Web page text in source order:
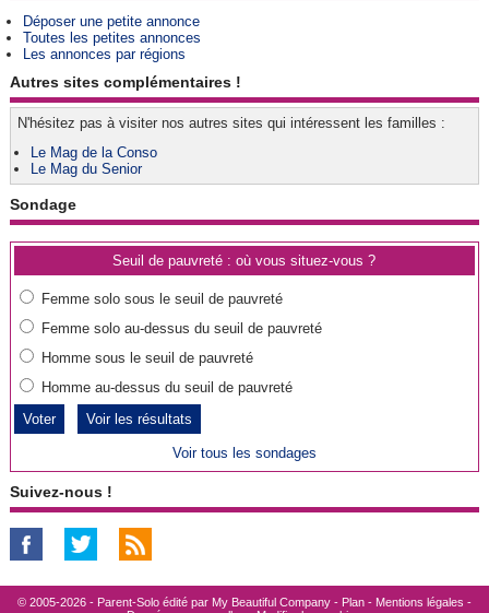
Déposer une petite annonce
Toutes les petites annonces
Les annonces par régions
Autres sites complémentaires !
N'hésitez pas à visiter nos autres sites qui intéressent les familles :
Le Mag de la Conso
Le Mag du Senior
Sondage
Seuil de pauvreté : où vous situez-vous ?
Femme solo sous le seuil de pauvreté
Femme solo au-dessus du seuil de pauvreté
Homme sous le seuil de pauvreté
Homme au-dessus du seuil de pauvreté
Voir les résultats
Voir tous les sondages
Suivez-nous !
© 2005-2026 - Parent-Solo édité par My Beautiful Company- Plan- Mentions légales -